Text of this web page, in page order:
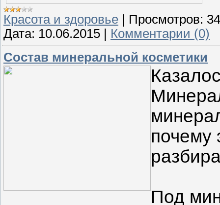
Красота и здоровье | Просмотров:
Дата: 10.06.2015 | Комментарии (0)
Состав минеральной косметики
почему
Под